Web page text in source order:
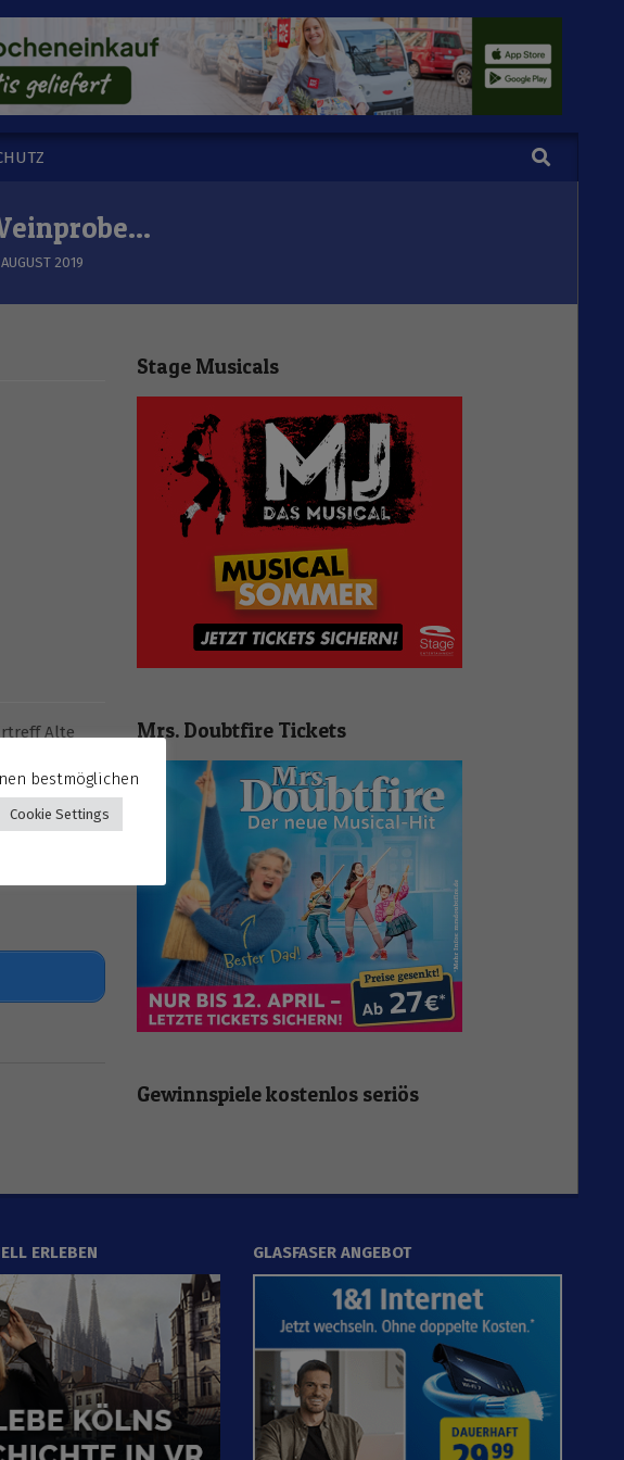
Search
2019
Alte
bestellt
Musik und
Stage Musicals
Mrs. Doubtfire Tickets
Gewinnspiele kostenlos seriös
ERLEBEN GLASFASER ANGEBOT
bestmöglichen
Cookie Settings